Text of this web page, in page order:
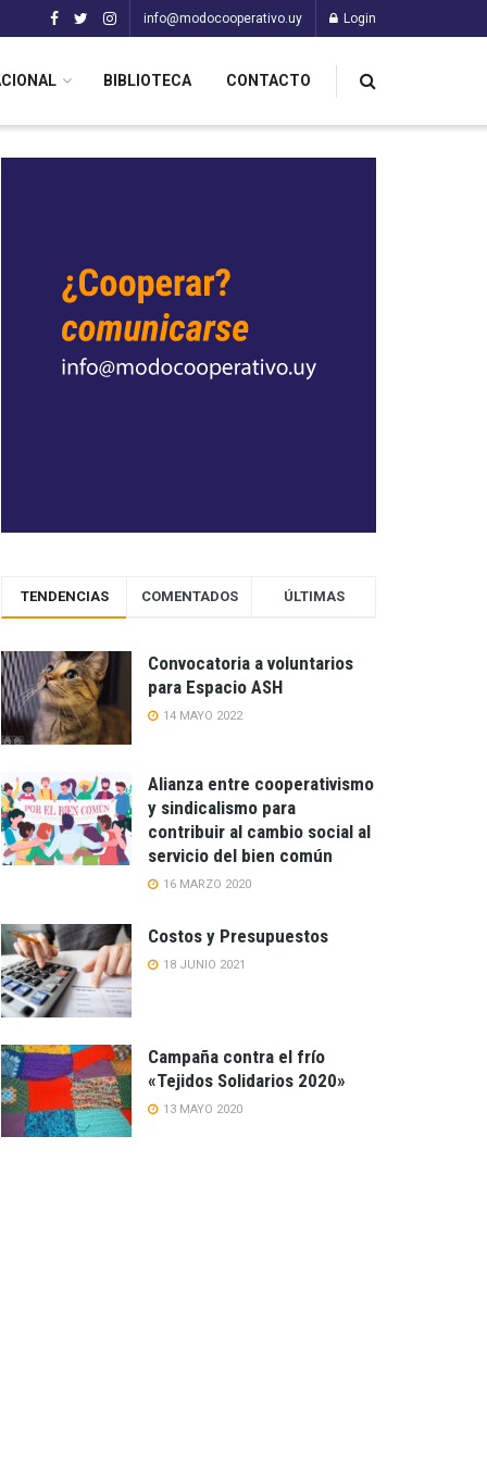
info@modocooperativo.uy Login
BIBLIOTECA CONTACTO
TENDENCIAS COMENTADOS ÚLTIMAS
Convocatoria a voluntarios
para Espacio ASH
14 MAYO 2022
Alianza entre cooperativismo
y sindicalismo para
contribuir al cambio social al
servicio del bien común
16 MARZO 2020
Costos y Presupuestos
18 JUNIO 2021
Campaña contra el frío
«Tejidos Solidarios 2020»
13 MAYO 2020